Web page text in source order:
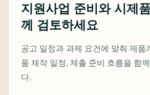
지원사업 준비와 시제
께 검토하세요
공고 일정과 과제 요건에 맞춰 제품
품 제작 일정, 제출 준비 흐름을 함
다.